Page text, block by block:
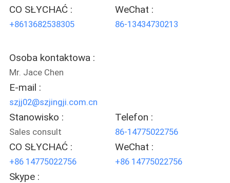
CO SŁYCHAĆ :
+8613682538305
WeChat :
86-13434730213
Osoba kontaktowa :
Mr. Jace Chen
E-mail :
szjj02@szjingji.com.cn
Stanowisko :
Sales consult
Telefon :
86-14775022756
CO SŁYCHAĆ :
+86 14775022756
WeChat :
+86 14775022756
Skype :